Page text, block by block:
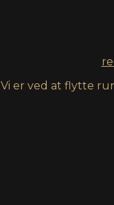
Vi er ved at flytte